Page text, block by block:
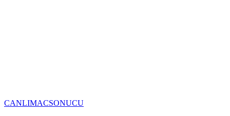
CANLIMACSONUCU